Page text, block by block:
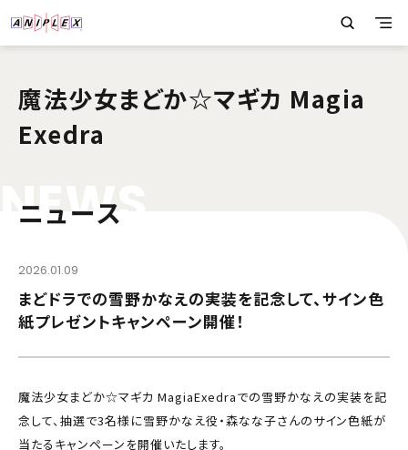
魔法少女まどか☆マギカ Magia
Exedra
NEWS
ニュース
2026.01.09
まどドラでの雪野かなえの実装を記念して、サイン色
紙プレゼントキャンペーン開催！
魔法少女まどか☆マギカ MagiaExedraでの雪野かなえの実装を記
念して、抽選で3名様に雪野かなえ役・森なな子さんのサイン色紙が
当たるキャンペーンを開催いたします。